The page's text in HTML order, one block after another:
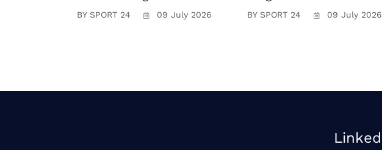
BY SPORT 24 09 July 2026 BY SPORT 24 09 July 2026
Linked